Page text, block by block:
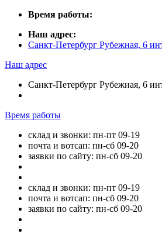
Время работы:
Наш адрес:
Санкт-Петербург Рубежная, 6
Наш адрес
Санкт-Петербург Рубежная, 6
Время работы
склад и звонки: пн-пт 09-19
почта и вотсап: пн-сб 09-20
заявки по сайту: пн-сб 09-20
склад и звонки: пн-пт 09-19
почта и вотсап: пн-сб 09-20
заявки по сайту: пн-сб 09-20